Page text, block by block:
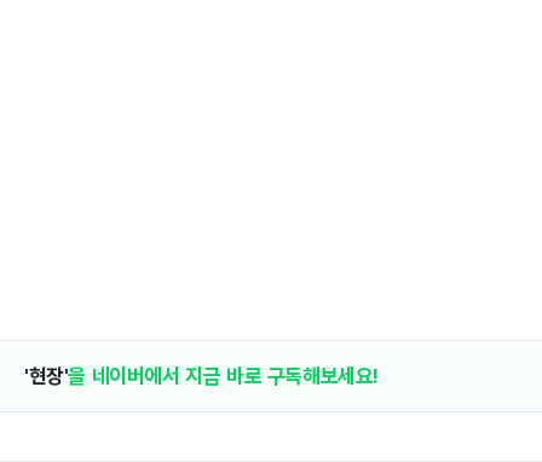
'현장'을 네이버에서 지금 바로 구독해보세요!